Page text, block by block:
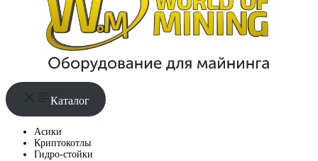
Каталог
Асики
Криптокотлы
Гидро-стойки